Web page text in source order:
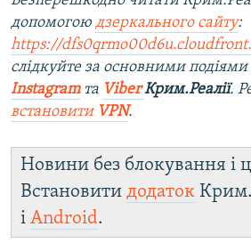
допомогою дзеркального сайту:
https://
слідкуйте за основними подіями
Instagramта ViberКрим.Реалії.
встановити VPN.
Новини без блокування і
Встановити додаток
і Android.